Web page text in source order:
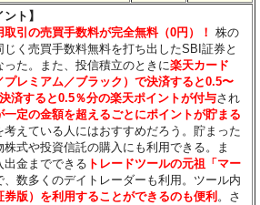
ト】
引の売買手数料が完全無料（0円）！ 株の
く売買手数料無料を打ち出したSBI証券と
た。また、投信積立のときに楽天カード
プレミアム／ブラック）で決済すると0.5〜
済すると0.5％分の楽天ポイントが付与され
一定の金額を超えるごとにポイントが貯まる
えている人にはおすすめだろう。貯まった
式や投資信託の購入にも利用できる。ま
出金までできる トレードツールの元祖「マー
、数多くのデイトレーダーも利用。ツール内
券版）を利用することができるのも便利 。さ